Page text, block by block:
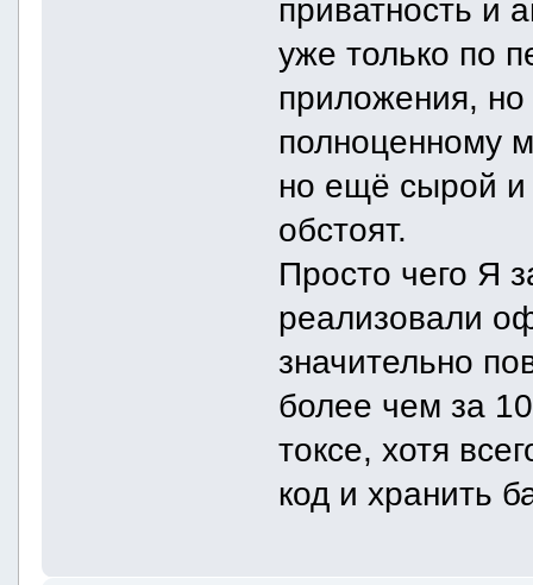
приватность и
уже только по
приложения, но
полноценному
но ещё сырой
обстоят.
Просто чего Я
реализовали
значительно
более чем за
токсе, хотя
код и хранить